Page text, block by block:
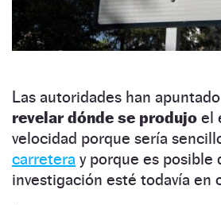
Las autoridades han
revelar dónde se produjo el
velocidad porque sería
carretera y porque es posible
investigación esté todavía en